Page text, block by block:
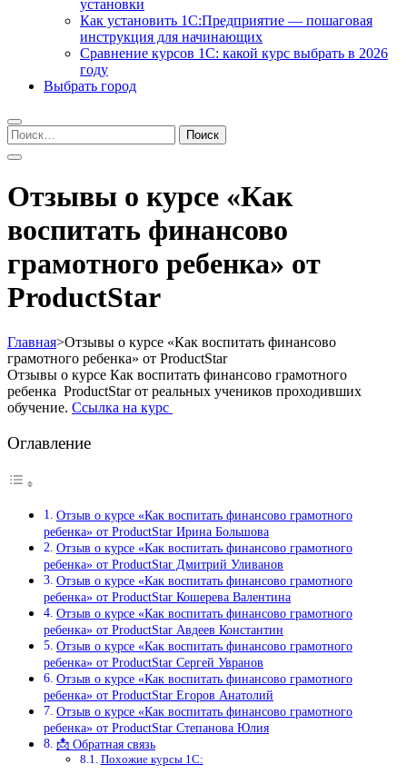
установки
Как установить 1С:Предприятие — пошаговая
инструкция для начинающих
Сравнение курсов 1С: какой курс выбрать в 2026
году
Выбрать город
Найти:
Отзывы о курсе «Как
воспитать финансово
грамотного ребенка» от
ProductStar
Главная>Отзывы о курсе «Как воспитать финансово
грамотного ребенка» от ProductStar
Отзывы о курсе Как воспитать финансово грамотного
ребенка ProductStar от реальных учеников проходивших
обучение. Ссылка на курс
Оглавление
Отзыв о курсе «Как воспитать финансово грамотного
ребенка» от ProductStar Ирина Большова
Отзыв о курсе «Как воспитать финансово грамотного
ребенка» от ProductStar Дмитрий Уливанов
Отзыв о курсе «Как воспитать финансово грамотного
ребенка» от ProductStar Кошерева Валентина
Отзыв о курсе «Как воспитать финансово грамотного
ребенка» от ProductStar Авдеев Константин
Отзыв о курсе «Как воспитать финансово грамотного
ребенка» от ProductStar Сергей Увранов
Отзыв о курсе «Как воспитать финансово грамотного
ребенка» от ProductStar Егоров Анатолий
Отзыв о курсе «Как воспитать финансово грамотного
ребенка» от ProductStar Степанова Юлия
📩 Обратная связь
Похожие курсы 1С: